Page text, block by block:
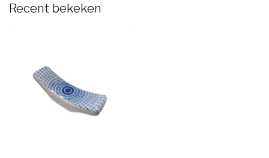
Recent bekeken